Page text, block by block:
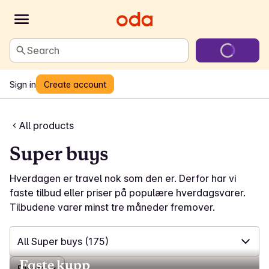
Search
Sign in Create account
All products
Super buys
Hverdagen er travel nok som den er. Derfor har vi
faste tilbud eller priser på populære hverdagsvarer.
Tilbudene varer minst tre måneder fremover.
All Super buys (175)